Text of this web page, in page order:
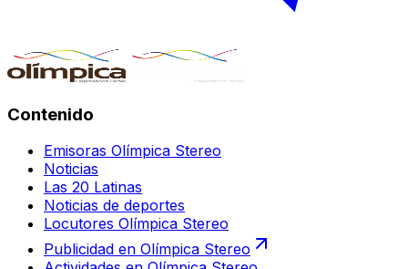
Contenido
Emisoras Olímpica Stereo
Noticias
Las 20 Latinas
Noticias de deportes
Locutores Olímpica Stereo
Publicidad en Olímpica Stereo